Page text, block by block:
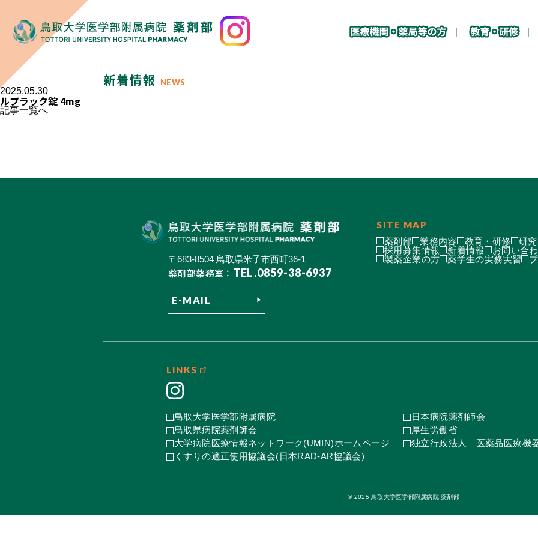
新着情報 NEWS
2025.05.30
ルプラック錠 4mg
記事一覧へ
〒683-8504 鳥取県米子市西町36-1
薬剤部薬務室： TEL.0859-38-6937
E-MAIL
SITE MAP
薬剤部 業務内容 教育・研修 研
採用募集情報
新着情報 お問い合
製薬企業の方
薬学生の実務実習
LINKS
鳥取大学医学部附属病院
日本病院薬剤師会
鳥取県病院薬剤師会
厚生労働省
大学病院医療情報ネットワーク(UMIN)ホームページ
独立行政法人 医薬品医療機
くすりの適正使用協議会(日本RAD-AR協議会)
© 2025 鳥取大学医学部附属病院 薬剤部